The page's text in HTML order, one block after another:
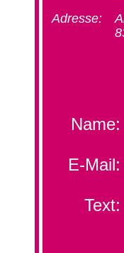
Adresse:
Name:
E-Mail:
Text: